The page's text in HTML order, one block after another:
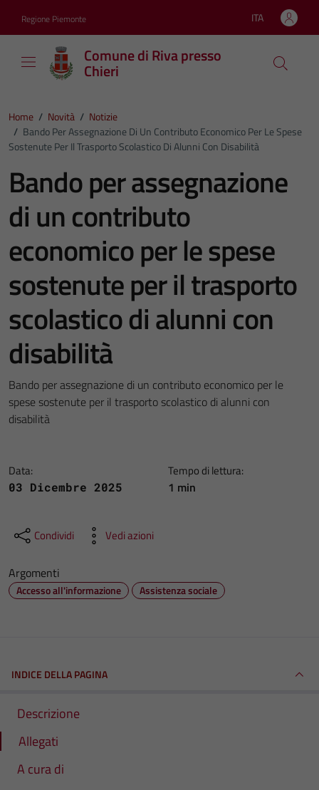
Regione Piemonte Lingua attiva:
ITA
Comune di Riva presso
Chieri
Home / Novità / Notizie
/ Bando Per Assegnazione Di Un Contributo Economico Per Le Spese
Sostenute Per Il Trasporto Scolastico Di Alunni Con Disabilità
Bando per assegnazione
di un contributo
economico per le spese
sostenute per il trasporto
scolastico di alunni con
disabilità
Bando per assegnazione di un contributo economico per le
spese sostenute per il trasporto scolastico di alunni con
disabilità
Data:
03 Dicembre 2025
Tempo di lettura:
1 min
Condividi Vedi azioni
Argomenti
Accesso all'informazione Assistenza sociale
INDICE DELLA PAGINA
Descrizione
Allegati
A cura di